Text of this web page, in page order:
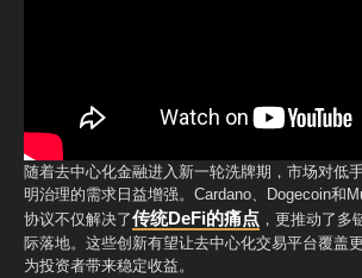
随着去中心化金融进入新一轮洗牌期，市场对低
明治理的需求日益增强。Cardano、Dogecoin和
协议不仅解决了传统DeFi的痛点 ，更推动了多
际落地。这些创新有望让去中心化交易平台覆盖
为投资者带来稳定收益。